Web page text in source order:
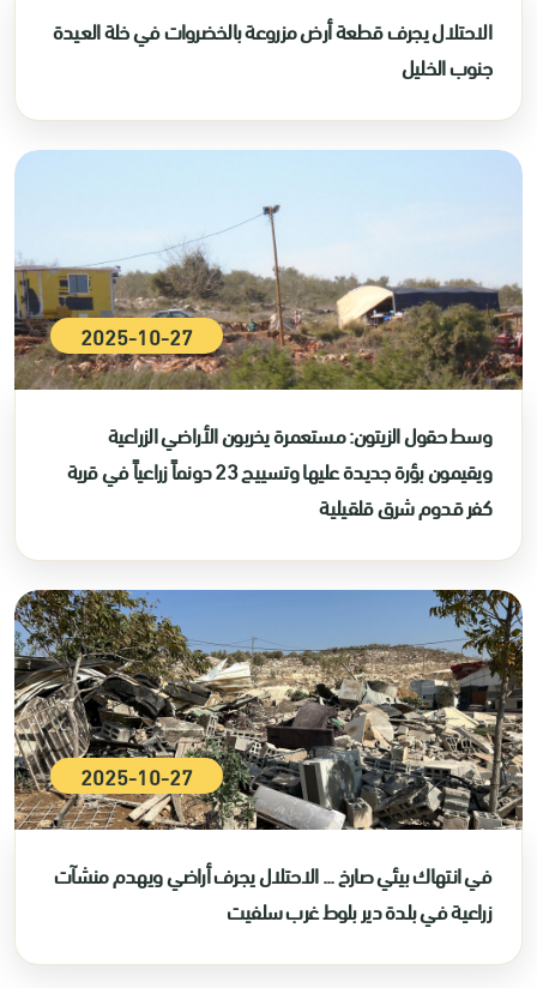
الاحتلال يجرف قطعة أرض مزروعة بالخضروات في خلة العيدة
جنوب الخليل
2025-10-27
وسط حقول الزيتون: مستعمرة يخربون الأراضي الزراعية
ويقيمون بؤرة جديدة عليها وتسييج 23 دونماً زراعياً في قرية
كفر قدوم شرق قلقيلية
2025-10-27
في انتهاك بيئي صارخ ... الاحتلال يجرف أراضي ويهدم منشآت
زراعية في بلدة دير بلوط غرب سلفيت